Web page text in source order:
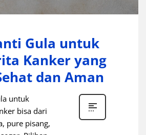
Gula untuk
Kanker yang
dan Aman
untuk
bisa dari
pure pisang,